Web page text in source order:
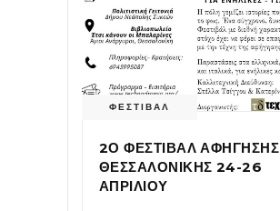
ΦΕΣΤΙΒΑΛ
2Ο ΦΕΣΤΙΒΑΛ ΑΦΗΓΗΣΗΣ
ΘΕΣΣΑΛΟΝΙΚΗΣ 24-26
ΑΠΡΙΛΙΟΥ